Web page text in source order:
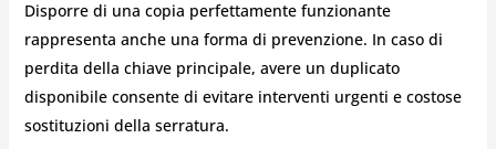
Disporre di una copia perfettamente funzionante
rappresenta anche una forma di prevenzione. In caso di
perdita della chiave principale, avere un duplicato
disponibile consente di evitare interventi urgenti e costose
sostituzioni della serratura.